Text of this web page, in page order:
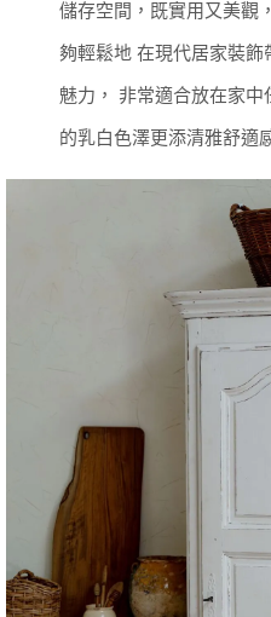
儲存空間，既實用又美觀，
夠輕鬆地在現代居家裝飾
魅力， 非常適合放在家中
的乳白色澤更添清雅舒適